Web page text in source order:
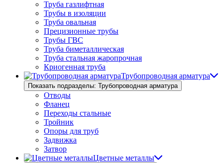
Труба газлифтная
Трубы в изоляции
Труба овальная
Прецизионные трубы
Трубы ГВС
Труба биметаллическая
Труба стальная жаропрочная
Криогенная труба
Трубопроводная арматура
Показать подразделы: Трубопроводная арматура
Отводы
Фланец
Переходы стальные
Тройник
Опоры для труб
Задвижка
Затвор
Цветные металлы